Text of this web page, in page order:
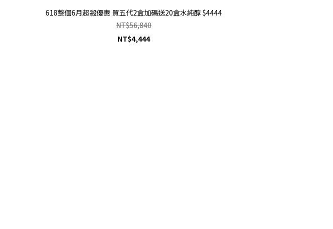
618整個6月超殺優惠 買五代2盒加碼送20盒水純醇 $4444
NT$56,840
NT$4,444